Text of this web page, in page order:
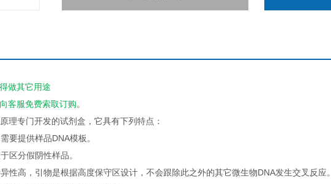
做其它用途
客服免费索取订购。
理专门开发的试剂盒，它具有下列特点：
要提供样品DNA模板。
区分假阴性样品。
性高，引物是根据高度保守区设计，不会跟除此之外的其它微生物DNA发生交叉反应。